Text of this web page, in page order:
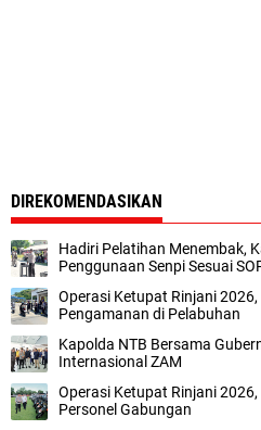
DIREKOMENDASIKAN
Hadiri Pelatihan Menembak,
Penggunaan Senpi Sesuai
Operasi Ketupat Rinjani
Pengamanan di Pelabuhan
Kapolda NTB Bersama
Internasional ZAM
Operasi Ketupat Rinjani
Personel Gabungan